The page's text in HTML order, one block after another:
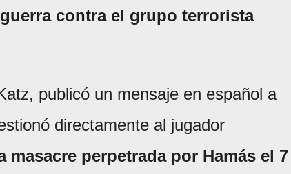
contra el grupo terrorista
publicó un mensaje en español a
directamente al jugador
perpetrada por Hamás el 7